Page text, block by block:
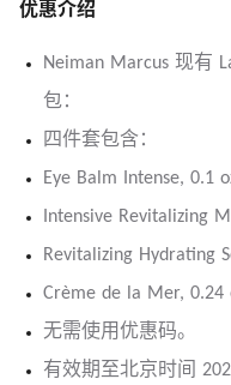
优惠介绍
Neiman Marcus 现有
包：
四件套包含：
Eye Balm Intense, 0.1
Intensive Revitalizing
Revitalizing Hydrating
Crème de la Mer, 0.24
无需使用优惠码。
有效期至北京时间